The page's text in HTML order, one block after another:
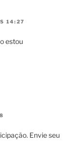
14:27
estou
Envie seu